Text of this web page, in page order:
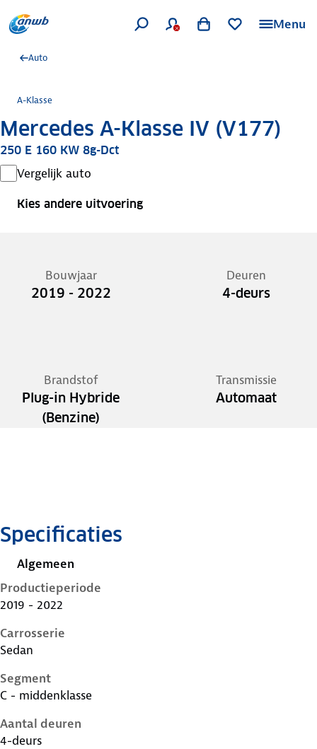
Menu
Auto
A-Klasse
Mercedes A-Klasse IV (V177)
250 E 160 KW 8g-Dct
Vergelijk auto
Kies andere uitvoering
Bouwjaar
2019 - 2022
Deuren
4-deurs
Brandstof
Plug-in Hybride
(Benzine)
Transmissie
Automaat
Specificaties
Algemeen
Productieperiode
2019 - 2022
Carrosserie
Sedan
Segment
C - middenklasse
Aantal deuren
4-deurs